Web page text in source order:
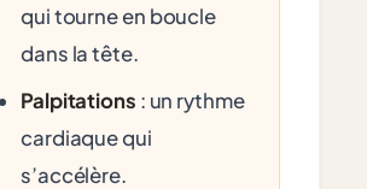
qui tourne en boucle
dans la tête.
Palpitations : un rythme
cardiaque qui
s’accélère.